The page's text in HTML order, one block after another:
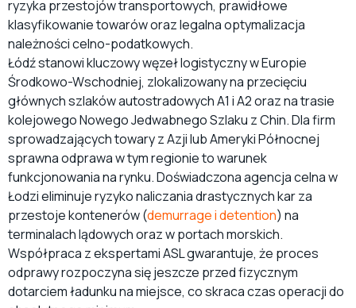
ryzyka przestojów transportowych, prawidłowe
klasyfikowanie towarów oraz legalna optymalizacja
należności celno-podatkowych.
Łódź stanowi kluczowy węzeł logistyczny w Europie
Środkowo-Wschodniej, zlokalizowany na przecięciu
głównych szlaków autostradowych A1 i A2 oraz na trasie
kolejowego Nowego Jedwabnego Szlaku z Chin. Dla firm
sprowadzających towary z Azji lub Ameryki Północnej
sprawna odprawa w tym regionie to warunek
funkcjonowania na rynku. Doświadczona agencja celna w
Łodzi eliminuje ryzyko naliczania drastycznych kar za
przestoje kontenerów (demurrage i detention) na
terminalach lądowych oraz w portach morskich.
Współpraca z ekspertami ASL gwarantuje, że proces
odprawy rozpoczyna się jeszcze przed fizycznym
dotarciem ładunku na miejsce, co skraca czas operacji do